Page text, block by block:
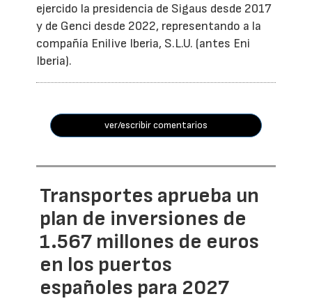
ejercido la presidencia de Sigaus desde 2017
y de Genci desde 2022, representando a la
compañía Enilive Iberia, S.L.U. (antes Eni
Iberia).
ver/escribir comentarios
Transportes aprueba un
plan de inversiones de
1.567 millones de euros
en los puertos
españoles para 2027